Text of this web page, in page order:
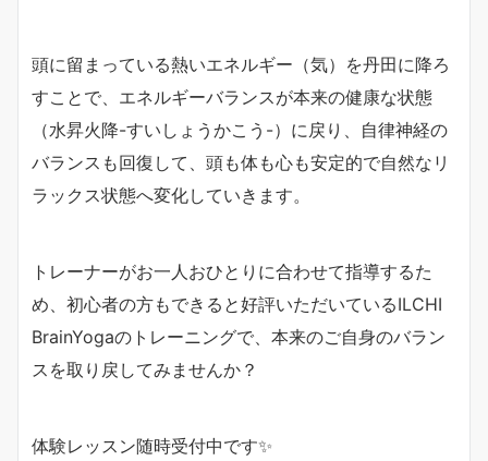
頭に留まっている熱いエネルギー（気）を丹田に降ろ
すことで、エネルギーバランスが本来の健康な状態
（水昇火降-すいしょうかこう-）に戻り、自律神経の
バランスも回復して、頭も体も心も安定的で自然なリ
ラックス状態へ変化していきます。
トレーナーがお一人おひとりに合わせて指導するた
め、初心者の方もできると好評いただいているILCHI
BrainYogaのトレーニングで、本来のご自身のバラン
スを取り戻してみませんか？
体験レッスン随時受付中です✨